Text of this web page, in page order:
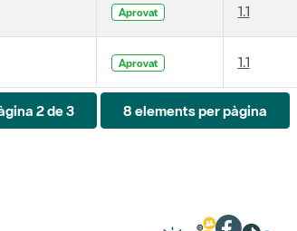
Aprovat 1.1
2 de 3 8 elements per pàgina